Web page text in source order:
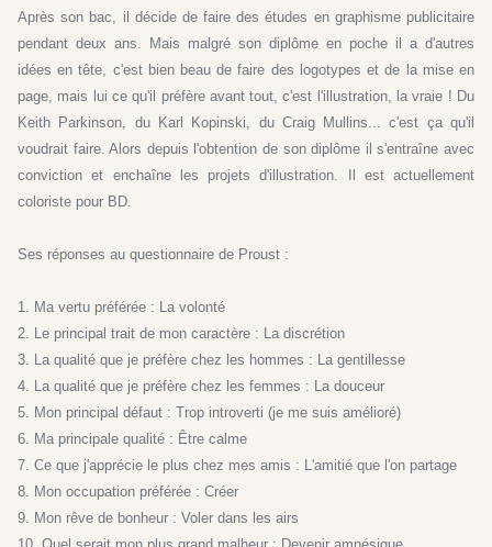
Après son bac, il décide de faire des études en graphisme publicitaire
pendant deux ans. Mais malgré son diplôme en poche il a d'autres
idées en tête, c'est bien beau de faire des logotypes et de la mise en
page, mais lui ce qu'il préfère avant tout, c'est l'illustration, la vraie ! Du
Keith Parkinson, du Karl Kopinski, du Craig Mullins... c'est ça qu'il
voudrait faire. Alors depuis l'obtention de son diplôme il s'entraîne avec
conviction et enchaîne les projets d'illustration. Il est actuellement
coloriste pour BD.
Ses réponses au questionnaire de Proust :
1. Ma vertu préférée : La volonté
2. Le principal trait de mon caractère : La discrétion
3. La qualité que je préfère chez les hommes : La gentillesse
4. La qualité que je préfère chez les femmes : La douceur
5. Mon principal défaut : Trop introverti (je me suis amélioré)
6. Ma principale qualité : Être calme
7. Ce que j'apprécie le plus chez mes amis : L'amitié que l'on partage
8. Mon occupation préférée : Créer
9. Mon rêve de bonheur : Voler dans les airs